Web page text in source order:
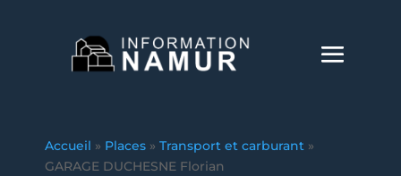
Accueil » Places » Transport et carburant »
GARAGE DUCHESNE Florian